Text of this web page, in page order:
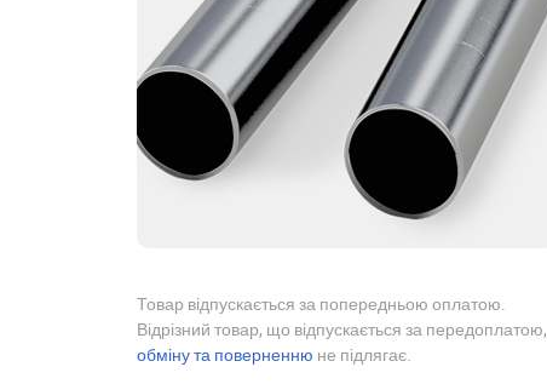
Товар відпускається за попередньою оплатою.
Відрізний товар, що відпускається за передоплатою,
обміну та поверненню не підлягає.